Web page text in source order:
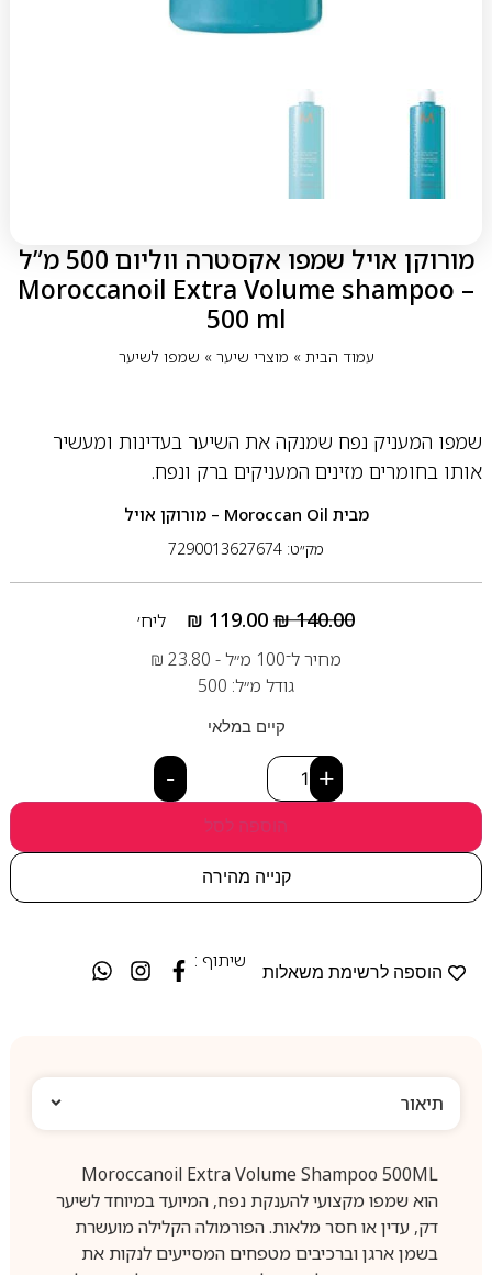
מורוקן אויל שמפו אקסטרה ווליום 500 מ”ל
– Moroccanoil Extra Volume shampoo
500 ml
עמוד הבית» מוצרי שיער» שמפו לשיער
שמפו המעניק נפח שמנקה את השיער בעדינות ומעשיר
אותו בחומרים מזינים המעניקים ברק ונפח.
מבית Moroccan Oil – מורוקן אויל
מק״ט: 7290013627674
₪140.00
₪ 119.00
ליח׳
מחיר ל־100 מ״ל -
₪ 23.80
גודל מ״ל: 500
קיים במלאי
- +
הוספה לסל
קנייה מהירה
הוספה לרשימת משאלות
שיתוף :
תיאור
Moroccanoil Extra Volume Shampoo 500ML
הוא שמפו מקצועי להענקת נפח, המיועד במיוחד לשיער
דק, עדין או חסר מלאות. הפורמולה הקלילה מועשרת
בשמן ארגן וברכיבים מטפחים המסייעים לנקות את